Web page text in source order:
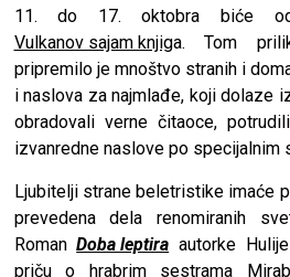
11. do 17. oktobra biće
Vulkanov sajam knjiga. Tom
pripremilo je mnoštvo stranih i
i naslova za najmlađe, koji dolaze
obradovali verne čitaoce,
izvanredne naslove po specijalnim
Ljubitelji strane beletristike imaće
prevedena dela renomiranih
RomanDoba leptira autorke
priču o hrabrim sestrama